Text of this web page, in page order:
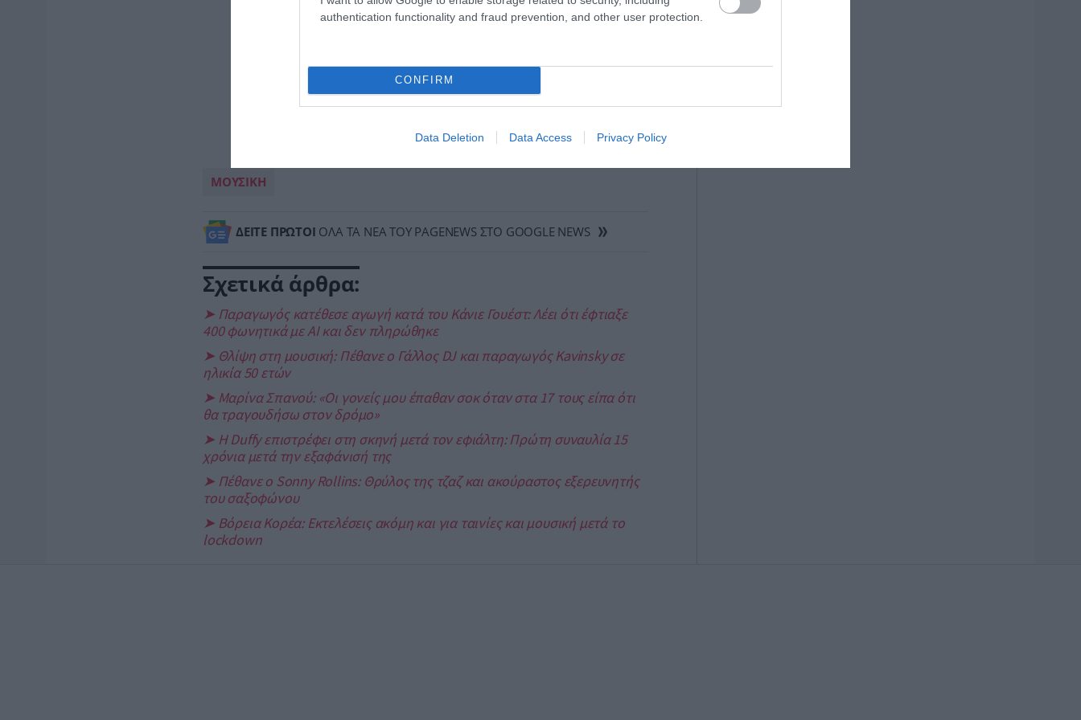
authentication functionality and fraud prevention, and other user protection.
CONFIRM
Data Deletion Data Access Privacy Policy
ΜΟΥΣΙΚΗ
ΔΕΙΤΕ ΠΡΩΤΟΙ ΟΛΑ ΤΑ ΝΕΑ ΤΟΥ PAGENEWS ΣΤΟ GOOGLE NEWS
Σχετικά άρθρα:
➤ Παραγωγός κατέθεσε αγωγή κατά του Κάνιε Γουέστ: Λέει ότι έφτιαξε
400 φωνητικά με AI και δεν πληρώθηκε
➤ Θλίψη στη μουσική: Πέθανε ο Γάλλος DJ και παραγωγός Kavinsky σε
ηλικία 50 ετών
➤ Μαρίνα Σπανού: «Οι γονείς μου έπαθαν σοκ όταν στα 17 τους είπα ότι
θα τραγουδήσω στον δρόμο»
➤ Η Duffy επιστρέφει στη σκηνή μετά τον εφιάλτη: Πρώτη συναυλία 15
χρόνια μετά την εξαφάνισή της
➤ Πέθανε ο Sonny Rollins: Θρύλος της τζαζ και ακούραστος εξερευνητής
του σαξοφώνου
➤ Βόρεια Κορέα: Εκτελέσεις ακόμη και για ταινίες και μουσική μετά το
lockdown